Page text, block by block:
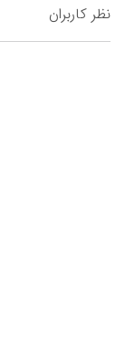
نظر کاربران